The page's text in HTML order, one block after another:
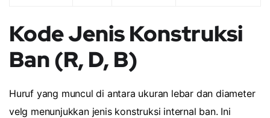
Kode Jenis Konstruksi
Ban (R, D, B)
Huruf yang muncul di antara ukuran lebar dan diameter
velg menunjukkan jenis konstruksi internal ban. Ini